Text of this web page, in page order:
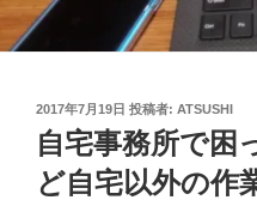
投
稿
日:
2017年7月19日 投稿者: ATSUSHI
自宅事務所で困
ど自宅以外の作